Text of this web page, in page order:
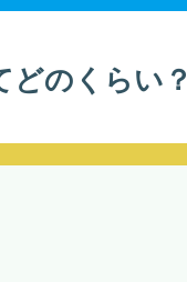
どのくらい？